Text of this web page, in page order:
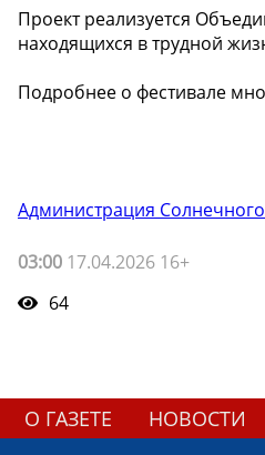
Проект реализуется
находящихся в трудной
Подробнее о фестивале
Администрация
03:00 17.04.2026 16+
64
О ГАЗЕТЕ НОВОСТИ